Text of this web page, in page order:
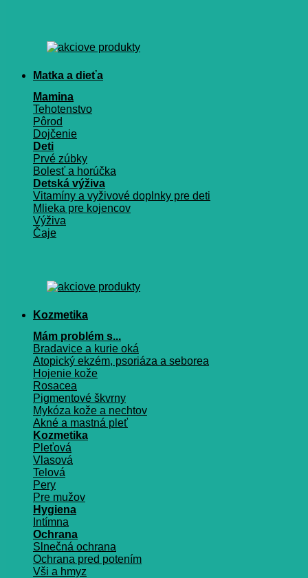
Matka a dieťa
Mamina
Tehotenstvo
Pôrod
Dojčenie
Deti
Prvé zúbky
Bolesť a horúčka
Detská výživa
Vitamíny a vyživové doplnky pre deti
Mlieka pre kojencov
Výživa
Čaje
Kozmetika
Mám problém s...
Bradavice a kurie oká
Atopický ekzém, psoriáza a seborea
Hojenie kože
Rosacea
Pigmentové škvrny
Mykóza kože a nechtov
Akné a mastná pleť
Kozmetika
Pleťová
Vlasová
Telová
Pery
Pre mužov
Hygiena
Intímna
Ochrana
Slnečná ochrana
Ochrana pred potením
Vši a hmyz